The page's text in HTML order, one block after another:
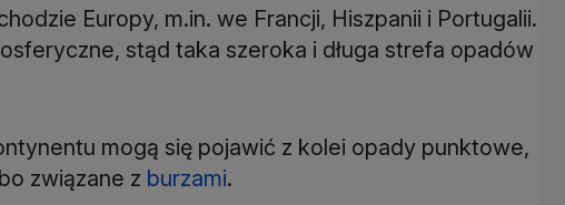
Europy, m.in. we Francji, Hiszpanii i Portugalii.
stąd taka szeroka i długa strefa opadów
mogą się pojawić z kolei opady punktowe,
związane z burzami.